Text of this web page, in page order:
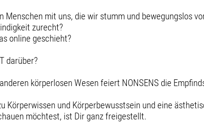
mit uns, die wir stumm und bewegungslos
zurecht?
online geschieht?
darüber?
körperlosen Wesen feiert NONSENS die
Körperwissen und Körperbewusstsein und eine
möchtest, ist Dir ganz freigestellt.